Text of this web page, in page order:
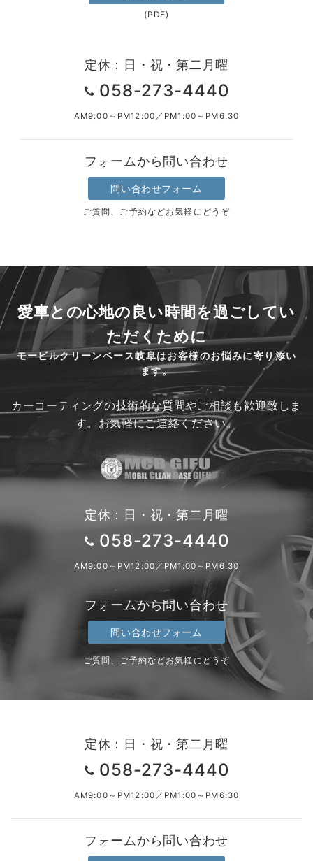
(PDF)
定休：日・祝・第二月曜
058-273-4440
AM9:00～PM12:00／PM1:00～PM6:30
フォームから問い合わせ
問い合わせフォーム
ご質問、ご予約などお気軽にどうぞ
愛車との心地の良い時間を過ごしてい
ただくために
モービルクリーンベース岐阜はお客様のお悩みに寄り添い
ます。
カーコーティングの技術的な質問やご相談も歓迎致しま
す。お気軽にご連絡ください。
定休：日・祝・第二月曜
058-273-4440
AM9:00～PM12:00／PM1:00～PM6:30
フォームから問い合わせ
問い合わせフォーム
ご質問、ご予約などお気軽にどうぞ
定休：日・祝・第二月曜
058-273-4440
AM9:00～PM12:00／PM1:00～PM6:30
フォームから問い合わせ